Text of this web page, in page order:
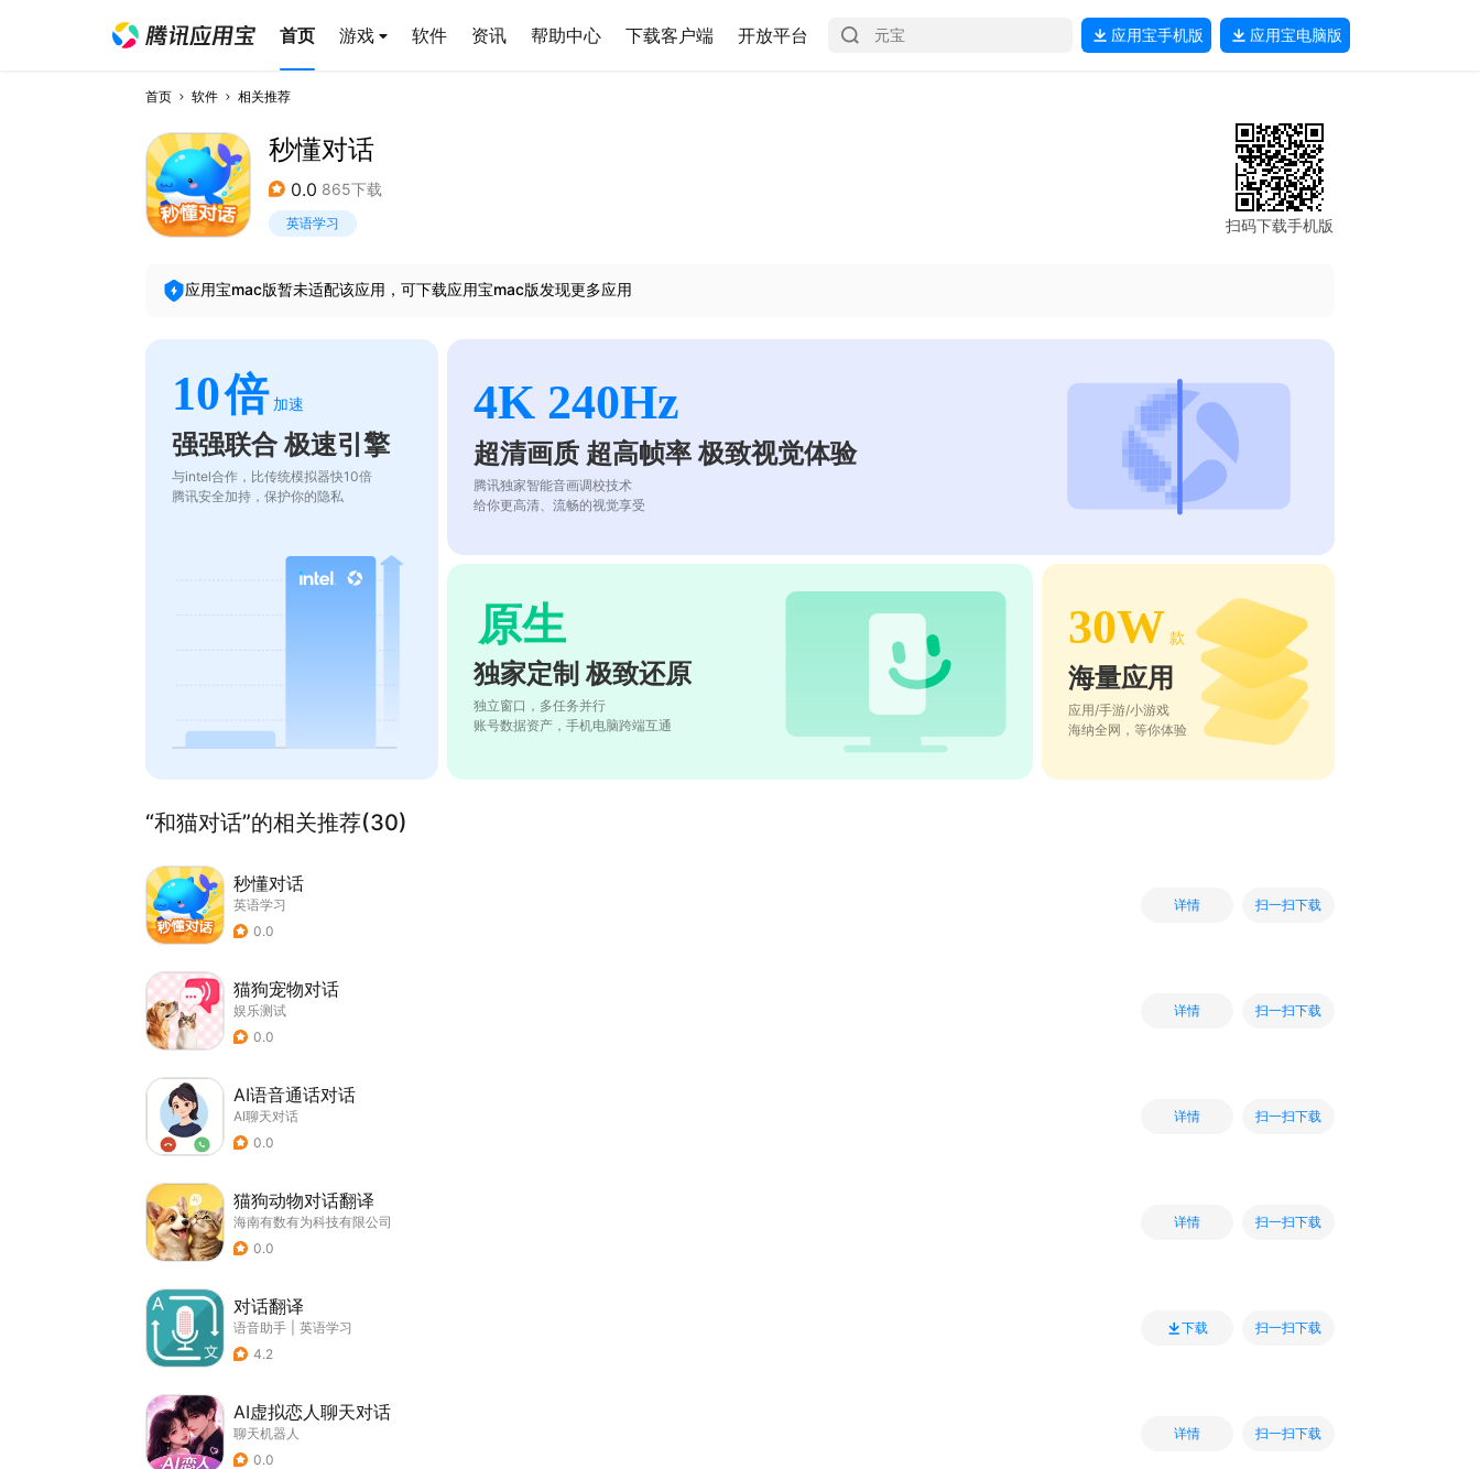
首页 游戏 软件 资讯 帮助中心 下载客户端 开放平台 应用宝手机版 应用宝电脑版
首页 软件 相关推荐
秒懂对话
0.0 865下载
英语学习 扫码下载手机版
应用宝mac版暂未适配该应用，可下载应用宝mac版发现更多应用
10倍 加速
强强联合 极速引擎
与intel合作，比传统模拟器快10倍
腾讯安全加持，保护你的隐私
4K 240Hz
超清画质 超高帧率 极致视觉体验
腾讯独家智能音画调校技术
给你更高清、流畅的视觉享受
原生
独家定制 极致还原
独立窗口，多任务并行
账号数据资产，手机电脑跨端互通
30W 款
海量应用
应用/手游/小游戏
海纳全网，等你体验
“和猫对话”的相关推荐(30)
秒懂对话
英语学习
0.0
详情 扫一扫下载
猫狗宠物对话
娱乐测试
0.0
详情 扫一扫下载
AI语音通话对话
AI聊天对话
0.0
详情 扫一扫下载
猫狗动物对话翻译
海南有数有为科技有限公司
0.0
详情 扫一扫下载
对话翻译
语音助手
英语学习
4.2
下载 扫一扫下载
AI虚拟恋人聊天对话
聊天机器人
0.0
详情 扫一扫下载